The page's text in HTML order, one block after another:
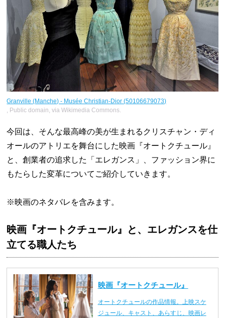
Granville (Manche) - Musée Christian-Dior (50106679073)
, Public domain, via Wikimedia Commons.
今回は、そんな最高峰の美が生まれるクリスチャン・ディ
オールのアトリエを舞台にした映画『オートクチュール』
と、創業者の追求した「エレガンス」、ファッション界に
もたらした変革についてご紹介していきます。
※映画のネタバレを含みます。
映画『オートクチュール』と、エレガンスを仕
立てる職人たち
映画『オートクチュール』
オートクチュールの作品情報。上映スケ
ジュール、キャスト、あらすじ、映画レ